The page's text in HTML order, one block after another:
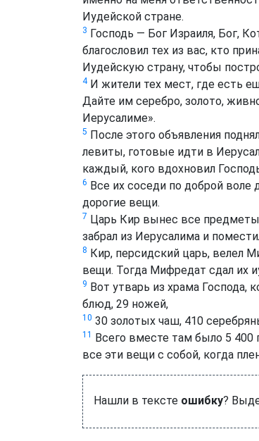
Иудейской стране.
3 Господь — Бог Израиля, Бог,
благословил тех из вас, кто
Иудейскую страну, чтобы
4И жители тех мест, где есть
Дайте им серебро, золото,
Иерусалиме».
5 После этого объявления
левиты, готовые идти в
каждый, кого вдохновил
6 Все их соседи по доброй воле
дорогие вещи.
7 Царь Кир вынес все
забрал из Иерусалима и
8 Кир, персидский царь, велел
вещи. Тогда Мифредат сдал их
9 Вот утварь из храма
блюд, 29 ножей,
10 30 золотых чаш, 410
11 Всего вместе там было 5 400
все эти вещи с собой, когда
Нашли в тексте ошибку?